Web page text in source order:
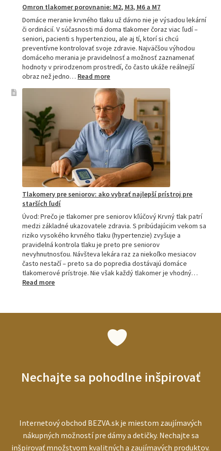
Omron tlakomer porovnanie: M2, M3, M6 a M7
Domáce meranie krvného tlaku už dávno nie je výsadou lekární
či ordinácií. V súčasnosti má doma tlakomer čoraz viac ľudí –
seniori, pacienti s hypertenziou, ale aj tí, ktorí si chcú
preventívne kontrolovať svoje zdravie. Najväčšou výhodou
domáceho merania je pravidelnosť a možnosť zaznamenať
hodnoty v prirodzenom prostredí, čo často ukáže reálnejší
obraz než jedno… Read more:
tlakomer
porovnanie:
M2,
M3,
M6
a
M7
Tlakomery pre seniorov: ako vybrať najlepší prístroj pre
starších ľudí
Úvod: Prečo je tlakomer pre seniorov kľúčový Krvný tlak patrí
medzi základné ukazovatele zdravia. S pribúdajúcim vekom sa
riziko vysokého krvného tlaku (hypertenzie) zvyšuje a
pravidelná kontrola tlaku je preto pre seniorov
nevyhnutnosťou. Návšteva lekára raz za niekoľko mesiacov
často nestačí – preto sa do popredia dostávajú domáce
tlakomerové prístroje. Nie však každý tlakomer je vhodný…
Read more:
ľudí
Nechajte sa pohodlne inšpirovať
Internetový obchod BEZVA.sk je miestom zaujímavých
nákupných možností pre dámy a detičky. Nechajte sa
inšpirovať množstvom kvalitných a zaujímavých produktov.